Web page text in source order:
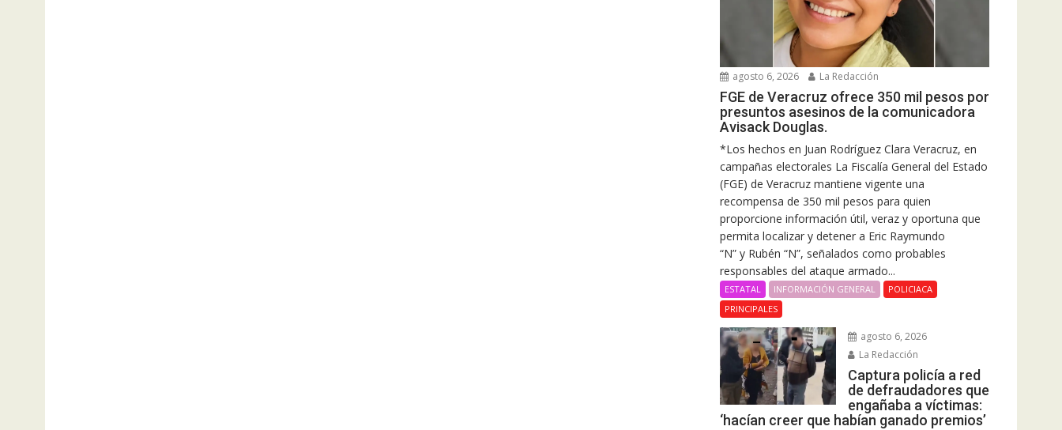
agosto 6, 2026 La Redacción
FGE de Veracruz ofrece 350 mil pesos por
presuntos asesinos de la comunicadora
Avisack Douglas.
*Los hechos en Juan Rodríguez Clara Veracruz, en
campañas electorales La Fiscalía General del Estado
(FGE) de Veracruz mantiene vigente una
recompensa de 350 mil pesos para quien
proporcione información útil, veraz y oportuna que
permita localizar y detener a Eric Raymundo
“N” y Rubén “N”, señalados como probables
responsables del ataque armado...
ESTATAL INFORMACIÓN GENERAL
POLICIACA
PRINCIPALES
agosto 6, 2026
La Redacción
Captura policía a red
de defraudadores que
engañaba a víctimas:
‘hacían creer que habían ganado premios’